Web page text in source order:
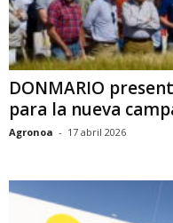
DONMARIO
para la nueva
Agronoa - 17 abril 2026